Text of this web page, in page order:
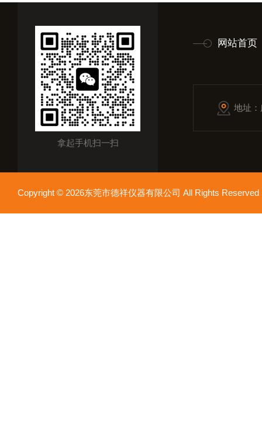
拿起手机扫一扫
网站首页
地址
Copyright © 2026东莞市德祥仪器有限公司 All Rights